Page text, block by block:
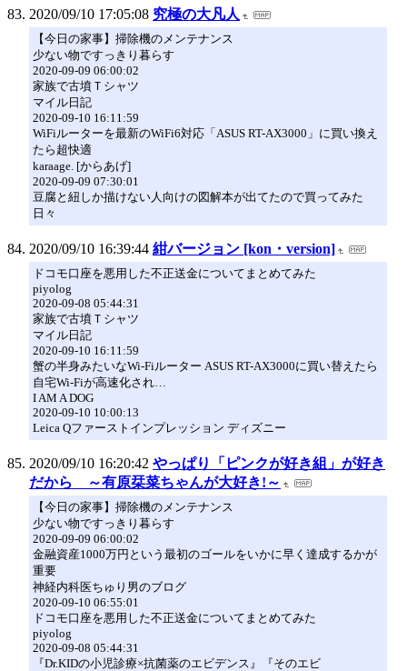
2020/09/10 17:05:08 究極の大凡人
【今日の家事】掃除機のメンテナンス
少ない物ですっきり暮らす
2020-09-09 06:00:02
家族で古墳Ｔシャツ
マイル日記
2020-09-10 16:11:59
WiFiルーターを最新のWiFi6対応「ASUS RT-AX3000」に買い換え
たら超快適
karaage. [からあげ]
2020-09-09 07:30:01
豆腐と紐しか描けない人向けの図解本が出てたので買ってみた
日々
2020/09/10 16:39:44 紺バージョン [kon・version]
ドコモ口座を悪用した不正送金についてまとめてみた
piyolog
2020-09-08 05:44:31
家族で古墳Ｔシャツ
マイル日記
2020-09-10 16:11:59
蟹の半身みたいなWi-Fiルーター ASUS RT-AX3000に買い替えたら
自宅Wi-Fiが高速化され…
I AM A DOG
2020-09-10 10:00:13
Leica Qファーストインプレッション ディズニー
2020/09/10 16:20:42 やっぱり「ピンクが好き組」が好き
だから ～有原栞菜ちゃんが大好き!～
【今日の家事】掃除機のメンテナンス
少ない物ですっきり暮らす
2020-09-09 06:00:02
金融資産1000万円という最初のゴールをいかに早く達成するかが
重要
神経内科医ちゅり男のブログ
2020-09-10 06:55:01
ドコモ口座を悪用した不正送金についてまとめてみた
piyolog
2020-09-08 05:44:31
『Dr.KIDの小児診療×抗菌薬のエビデンス』『そのエビ